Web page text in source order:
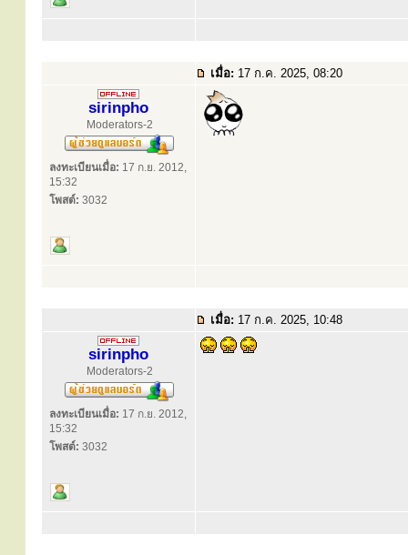
เมื่อ: 17 ก.ค. 2025, 08:20
sirinpho
Moderators-2
ลงทะเบียนเมื่อ: 17 ก.ย. 2012,
15:32
โพสต์: 3032
เมื่อ: 17 ก.ค. 2025, 10:48
sirinpho
Moderators-2
ลงทะเบียนเมื่อ: 17 ก.ย. 2012,
15:32
โพสต์: 3032